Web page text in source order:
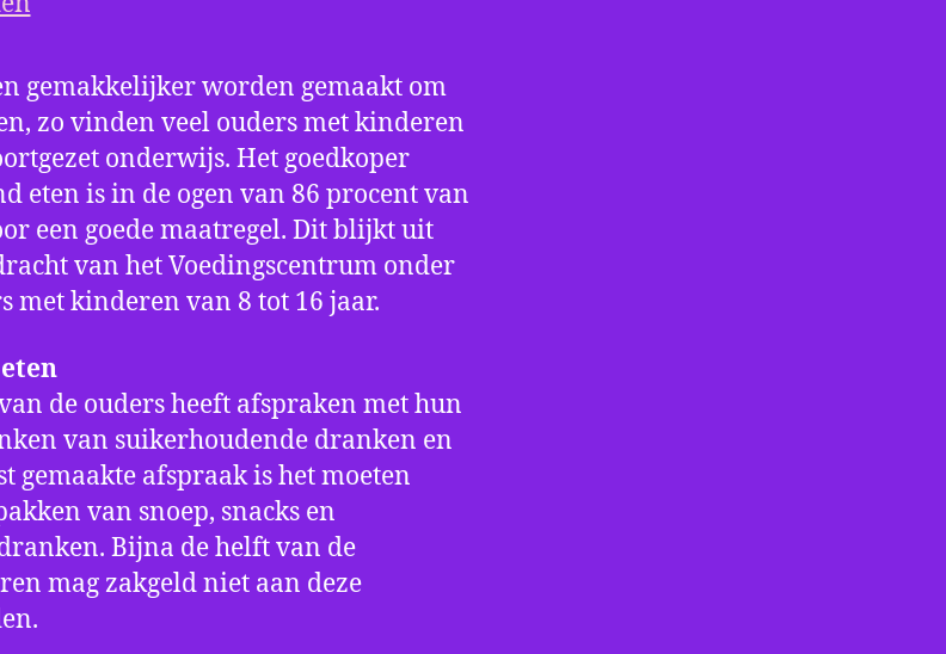
gemakkelijker worden gemaakt om
zo vinden veel ouders met kinderen
onderwijs. Het goedkoper
eten is in de ogen van 86 procent van
een goede maatregel. Dit blijkt uit
van het Voedingscentrum onder
met kinderen van 8 tot 16 jaar.
de ouders heeft afspraken met hun
van suikerhoudende dranken en
gemaakte afspraak is het moeten
van snoep, snacks en
Bijna de helft van de
mag zakgeld niet aan deze